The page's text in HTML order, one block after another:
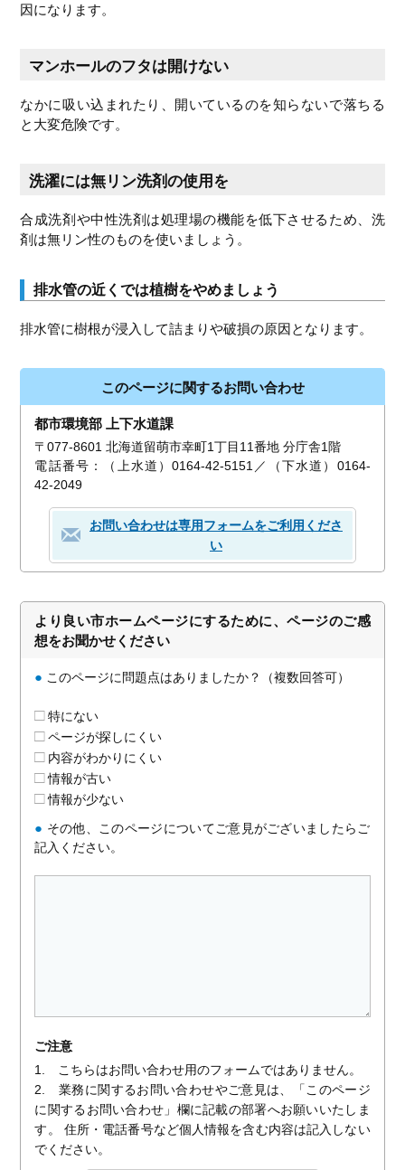
因になります。
マンホールのフタは開けない
なかに吸い込まれたり、開いているのを知らないで落ちる
と大変危険です。
洗濯には無リン洗剤の使用を
合成洗剤や中性洗剤は処理場の機能を低下させるため、洗
剤は無リン性のものを使いましょう。
排水管の近くでは植樹をやめましょう
排水管に樹根が浸入して詰まりや破損の原因となります。
このページに関するお問い合わせ
都市環境部 上下水道課
〒077-8601 北海道留萌市幸町1丁目11番地 分庁舎1階
電話番号：（上水道）0164-42-5151／（下水道）0164-
42-2049
お問い合わせは専用フォームをご利用くださ
い
より良い市ホームページにするために、ページのご感
想をお聞かせください
● このページに問題点はありましたか？（複数回答可）
特にない
ページが探しにくい
内容がわかりにくい
情報が古い
情報が少ない
● その他、このページについてご意見がございましたらご
記入ください。
ご注意
1. こちらはお問い合わせ用のフォームではありません。
2. 業務に関するお問い合わせやご意見は、「このページ
に関するお問い合わせ」欄に記載の部署へお願いいたしま
す。 住所・電話番号など個人情報を含む内容は記入しない
でください。